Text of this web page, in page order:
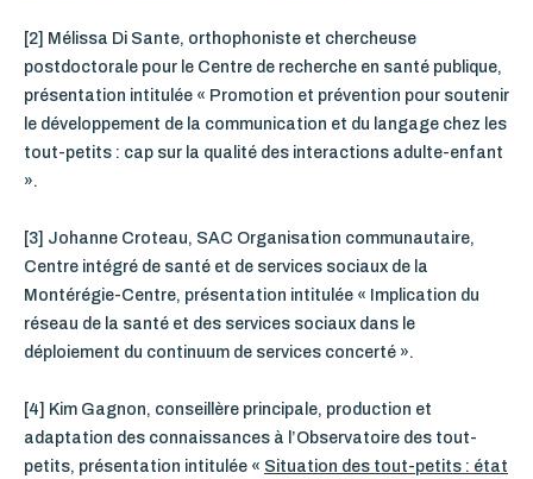
[2] Mélissa Di Sante, orthophoniste et chercheuse
postdoctorale pour le Centre de recherche en santé publique,
présentation intitulée « Promotion et prévention pour soutenir
le développement de la communication et du langage chez les
tout-petits : cap sur la qualité des interactions adulte-enfant
».
[3] Johanne Croteau, SAC Organisation communautaire,
Centre intégré de santé et de services sociaux de la
Montérégie-Centre, présentation intitulée « Implication du
réseau de la santé et des services sociaux dans le
déploiement du continuum de services concerté ».
[4] Kim Gagnon, conseillère principale, production et
adaptation des connaissances à l’Observatoire des tout-
petits, présentation intitulée « Situation des tout-petits : état